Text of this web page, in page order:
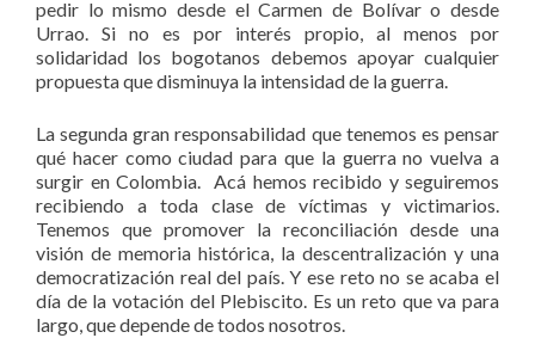
pedir lo mismo desde el Carmen de Bolívar o desde
Urrao. Si no es por interés propio, al menos por
solidaridad los bogotanos debemos apoyar cualquier
propuesta que disminuya la intensidad de la guerra.
La segunda gran responsabilidad que tenemos es pensar
qué hacer como ciudad para que la guerra no vuelva a
surgir en Colombia. Acá hemos recibido y seguiremos
recibiendo a toda clase de víctimas y victimarios.
Tenemos que promover la reconciliación desde una
visión de memoria histórica, la descentralización y una
democratización real del país. Y ese reto no se acaba el
día de la votación del Plebiscito. Es un reto que va para
largo, que depende de todos nosotros.